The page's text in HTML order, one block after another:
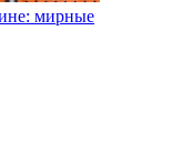
мирные